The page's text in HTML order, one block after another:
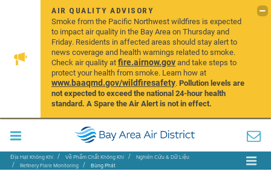
AIR QUALITY ADVISORY
Smoke from the Pacific Northwest wildfires is expected
to impact air quality in the Bay Area on Thursday and
Friday. Residents in affected areas should stay alert to
news coverage and health warnings related to smoke.
Check air quality atfire.airnow.govand take steps to
protect your health from smoke. Learn how at
www.baaqmd.gov/wildfiresafety.Pollution levels are
not expected to exceed the national 24-hour health
standard. A Spare the Air Alert is not in effect.
Địa Hạt Không Khí Về Phẩm Chất Không Khí
Nghiên Cứu & Dữ Liệu
Refinery Flare Monitoring
Bùng Phát